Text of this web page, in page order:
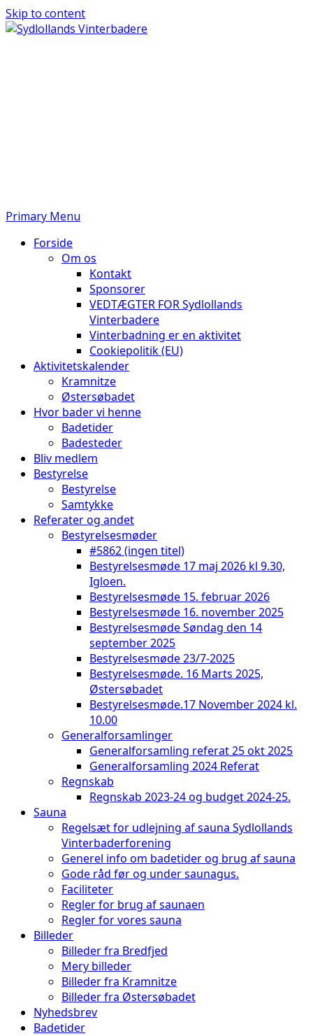
Skip to content
Primary Menu
Forside
Om os
Kontakt
Sponsorer
VEDTÆGTER FOR Sydlollands
Vinterbadere
Vinterbadning er en aktivitet
Cookiepolitik (EU)
Aktivitetskalender
Kramnitze
Østersøbadet
Hvor bader vi henne
Badetider
Badesteder
Bliv medlem
Bestyrelse
Bestyrelse
Samtykke
Referater og andet
Bestyrelsesmøder
#5862 (ingen titel)
Bestyrelsesmøde 17 maj 2026 kl 9.30,
Igloen.
Bestyrelsesmøde 15. februar 2026
Bestyrelsesmøde 16. november 2025
Bestyrelsesmøde Søndag den 14
september 2025
Bestyrelsesmøde 23/7-2025
Bestyrelsesmøde. 16 Marts 2025,
Østersøbadet
Bestyrelsesmøde.17 November 2024 kl.
10.00
Generalforsamlinger
Generalforsamling referat 25 okt 2025
Generalforsamling 2024 Referat
Regnskab
Regnskab 2023-24 og budget 2024-25.
Sauna
Regelsæt for udlejning af sauna Sydlollands
Vinterbaderforening
Generel info om badetider og brug af sauna
Gode råd før og under saunagus.
Faciliteter
Regler for brug af saunaen
Regler for vores sauna
Billeder
Billeder fra Bredfjed
Mery billeder
Billeder fra Kramnitze
Billeder fra Østersøbadet
Nyhedsbrev
Badetider